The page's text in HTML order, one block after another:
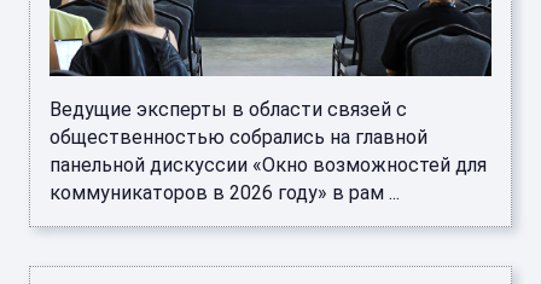
Ведущие эксперты в области связей с
общественностью собрались на главной
панельной дискуссии «Окно возможностей для
коммуникаторов в 2026 году» в рам ...